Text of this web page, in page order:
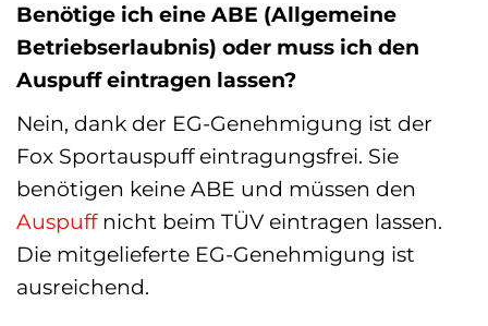
Benötige ich eine ABE (Allgemeine
Betriebserlaubnis) oder muss ich den
Auspuff eintragen lassen?
Nein, dank der EG-Genehmigung ist der
Fox Sportauspuff eintragungsfrei. Sie
benötigen keine ABE und müssen den
Auspuffnicht beim TÜV eintragen lassen.
Die mitgelieferte EG-Genehmigung ist
ausreichend.